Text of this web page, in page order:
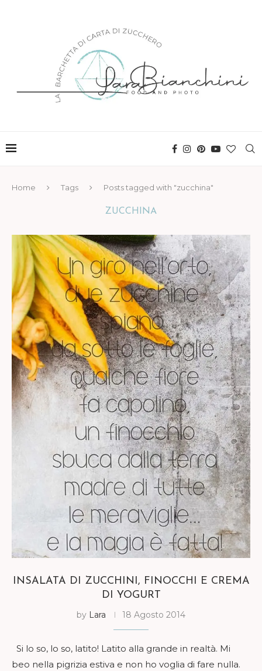
Home Tags Posts tagged with "zucchina"
ZUCCHINA
INSALATA DI ZUCCHINI, FINOCCHI E CREMA
DI YOGURT
by Lara 18 Agosto 2014
Si lo so, lo so, latito! Latito alla grande in realtà. Mi
beo nella pigrizia estiva e non ho voglia di fare nulla.